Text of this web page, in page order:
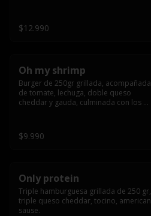
jalapeños de texas.
$12.990
Oh my shrimp
Burger de 250gr grillada, acompañada
de tomate, lechuga, doble queso
cheddar y gauda, culminada con los
$9.990
Only protein
Triple hamburguesa grillada de 250 gr,
triple queso cheddar, tocino, american
sause.